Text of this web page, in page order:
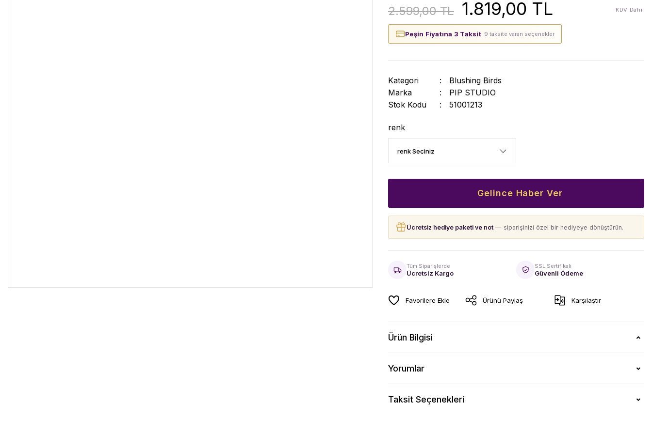
2.599,00 TL 1.819,00 TL KDV Dahil
Peşin Fiyatına 3 Taksit· 9 taksite varan seçenekler
Kategori
Blushing Birds
Marka
PIP STUDIO
Stok Kodu
51001213
renk
Gelince Haber Ver
Ücretsiz hediye paketi ve not — siparişinizi özel bir hediyeye dönüştürün.
Tüm Siparişlerde
Ücretsiz Kargo
SSL Sertifikalı
Güvenli Ödeme
Ürünü Paylaş Karşılaştır
Ürün Bilgisi
Yorumlar
Taksit Seçenekleri